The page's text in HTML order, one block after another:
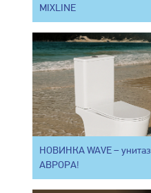
MIXLINE
НОВИНКА WAVE –
АВРОРА!